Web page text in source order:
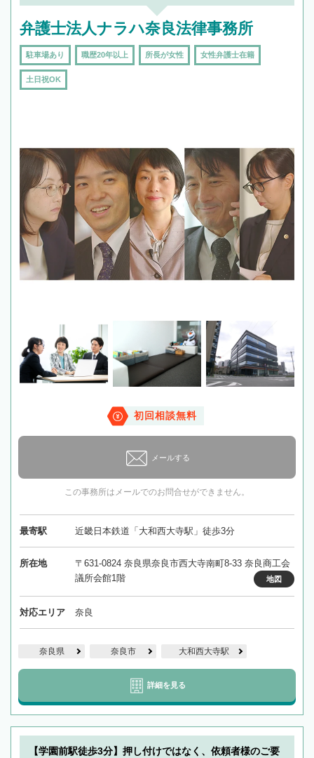
弁護士法人ナラハ奈良法律事務所
駐車場あり 職歴20年以上 所長が女性 女性弁護士在籍
土日祝OK
初回相談無料
メールする
この事務所はメールでのお問合せができません。
最寄駅 近畿日本鉄道「大和西大寺駅」徒歩3分
所在地
〒631-0824 奈良県奈良市西大寺南町8-33 奈良商工会
議所会館1階
地図
対応エリア 奈良
奈良県 奈良市 大和西大寺駅
詳細を見る
【学園前駅徒歩3分】押し付けではなく、依頼者様のご要